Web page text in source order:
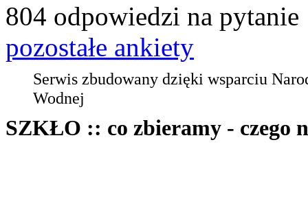
804 odpowiedzi na pytanie
pozostałe ankiety
Serwis zbudowany dzięki wsparciu
Wodnej
SZKŁO :: co zbieramy - czego